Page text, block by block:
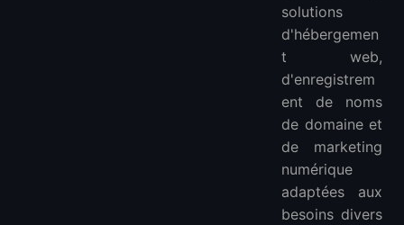
solutions
d'hébergemen
t web,
d'enregistrem
ent de noms
de domaine et
de marketing
numérique
adaptées aux
besoins divers